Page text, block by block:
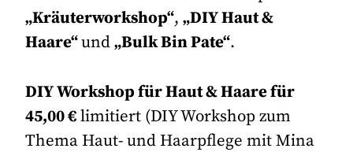
„Kräuterworkshop“,„DIY Haut &
Haare“und„Bulk Bin Pate“.
DIY Workshop für Haut & Haare für
45,00 €limitiert (DIY Workshop zum
Thema Haut- und Haarpflege mit Mina